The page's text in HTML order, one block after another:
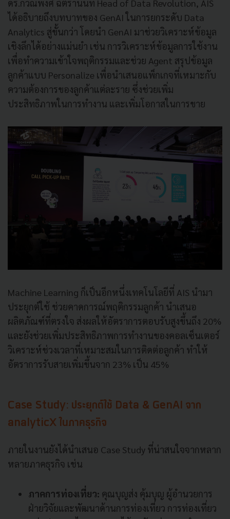
ดร.กวิณพงศ์ ฉัตรานนท์ Head of Data Revolution, AIS
ได้อธิบายถึงบทบาทของ GenAI ในการยกระดับ Data
Analytics สู่ขั้นกว่า โดยนำ GenAI มาช่วยวิเคราะห์ข้อมูล
เชิงลึกได้อย่างแม่นยำ เช่น การวิเคราะห์ข้อมูลการใช้งาน
เพื่อทำความเข้าใจพฤติกรรมและช่วย Agent สรุปข้อมูล
ลูกค้าแบบ Personalize เพื่อนำเสนอแพ็กเกจที่เหมาะกับ
ความต้องการของลูกค้าแต่ละราย ซึ่งช่วยเพิ่ม
ประสิทธิภาพในการทำงาน และเพิ่มโอกาสในการขาย
Machine Learning ก็เป็นอีกหนึ่งเทคโนโลยีที่ AIS นำมา
ประยุกต์ใช้ ช่วยคาดการณ์พฤติกรรมลูกค้า นำเสนอ
ผลิตภัณฑ์ที่ตรงใจ ส่งผลให้อัตราการตอบรับสูงขึ้นถึง 20%
และยังช่วยเพิ่มประสิทธิภาพการทำงานของคอลเซ็นเตอร์
วิเคราะห์ช่วงเวลาที่เหมาะสมในการติดต่อลูกค้า ทำให้
อัตราการรับสายเพิ่มขึ้นจาก 23% เป็น 45%
Case Study: ประยุกต์ใช้ Data & GenAI จาก
analyticX ในภาคธุรกิจ
ภายในงานยังได้นำเสนอ Case Study ที่น่าสนใจจากหลาก
หลายภาคธุรกิจ เช่น
ภาคการท่องเที่ยว: คุณบุญส่ง คุ้มบุญ ผู้อำนวยการ
ฝ่ายวิจัยและพัฒนาด้านการท่องเที่ยว การท่องเที่ยว